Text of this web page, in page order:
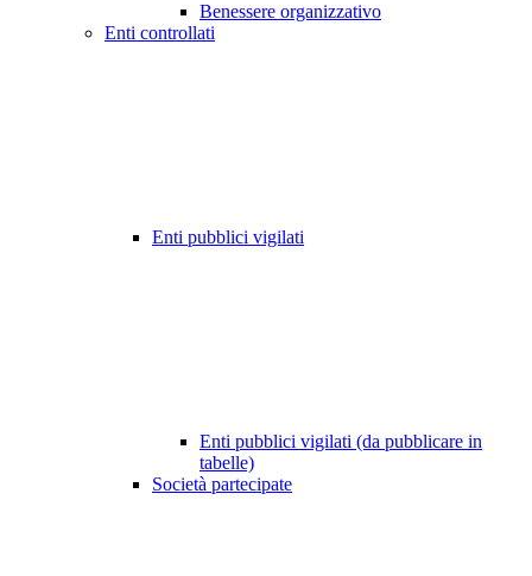
Benessere organizzativo
Enti controllati
Enti pubblici vigilati
Enti pubblici vigilati (da pubblicare in
tabelle)
Società partecipate